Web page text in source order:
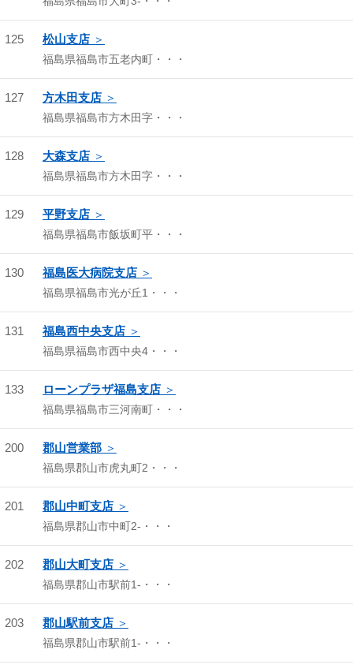
125 松山支店
福島県福島市五老内町・・・
127 方木田支店
福島県福島市方木田字・・・
128 大森支店
福島県福島市方木田字・・・
129 平野支店
福島県福島市飯坂町平・・・
130 福島医大病院支店
福島県福島市光が丘1・・・
131 福島西中央支店
福島県福島市西中央4・・・
133 ローンプラザ福島支店
福島県福島市三河南町・・・
200 郡山営業部
福島県郡山市虎丸町2・・・
201 郡山中町支店
福島県郡山市中町2-・・・
202 郡山大町支店
福島県郡山市駅前1-・・・
203 郡山駅前支店
福島県郡山市駅前1-・・・